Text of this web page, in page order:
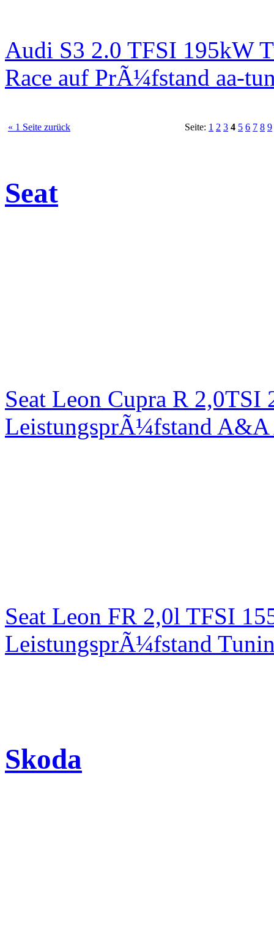
Audi S3 2.0 TFSI 195kW
Race auf PrÃ¼fstand aa-
« 1 Seite zurück Seite: 1 2 3 4 5 6 7 8 9
Seat
Seat Leon Cupra R
LeistungsprÃ¼fstand
Seat Leon FR 2,0l TFSI
LeistungsprÃ¼fstand
Skoda